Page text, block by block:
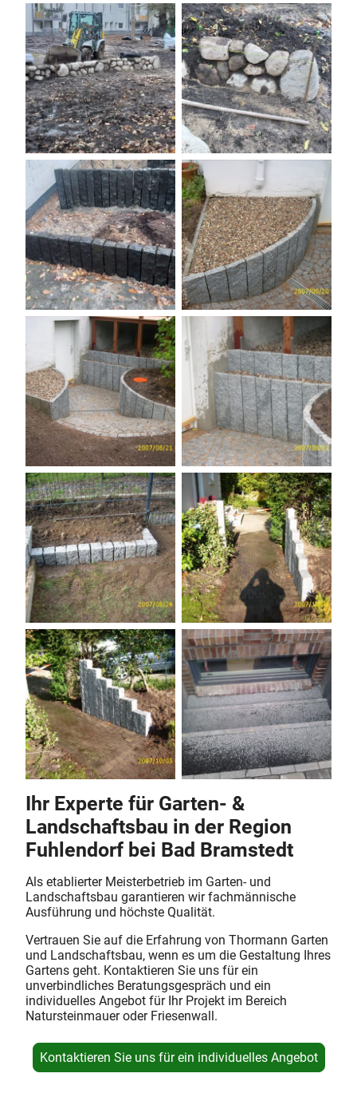
Ihr Experte für Garten- &
Landschaftsbau in der Region
Fuhlendorf bei Bad Bramstedt
Als etablierter Meisterbetrieb im Garten- und
Landschaftsbau garantieren wir fachmännische
Ausführung und höchste Qualität.
Vertrauen Sie auf die Erfahrung von Thormann Garten
und Landschaftsbau, wenn es um die Gestaltung Ihres
Gartens geht. Kontaktieren Sie uns für ein
unverbindliches Beratungsgespräch und ein
individuelles Angebot für Ihr Projekt im Bereich
Natursteinmauer oder Friesenwall.
Kontaktieren Sie uns für ein individuelles Angebot